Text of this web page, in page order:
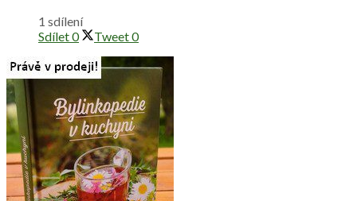
1 sdílení
Sdílet0 Tweet0